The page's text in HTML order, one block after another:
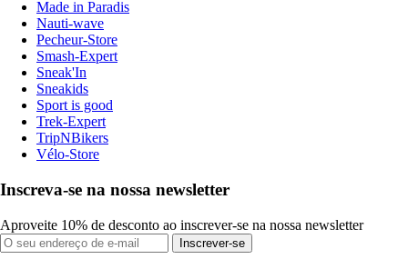
Made in Paradis
Nauti-wave
Pecheur-Store
Smash-Expert
Sneak'In
Sneakids
Sport is good
Trek-Expert
TripNBikers
Vélo-Store
Inscreva-se na nossa newsletter
Aproveite 10% de desconto ao inscrever-se na nossa newsletter
Inscrever-se